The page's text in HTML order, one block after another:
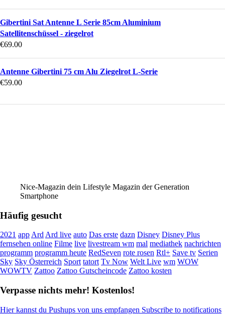
Gibertini Sat Antenne L Serie 85cm Aluminium
Satellitenschüssel - ziegelrot
€69.00
Antenne Gibertini 75 cm Alu Ziegelrot L-Serie
€59.00
Nice-Magazin dein Lifestyle Magazin der Generation
Smartphone
Häufig gesucht
2021 app Ard Ard live auto Das erste dazn Disney Disney Plus
fernsehen online Filme live livestream wm mal mediathek nachrichten
programm programm heute RedSeven rote rosen Rtl+ Save tv Serien
Sky Sky Österreich Sport tatort Tv Now Welt Live wm WOW
WOWTV Zattoo Zattoo Gutscheincode Zattoo kosten
Verpasse nichts mehr! Kostenlos!
Hier kannst du Pushups von uns empfangen Subscribe to notifications